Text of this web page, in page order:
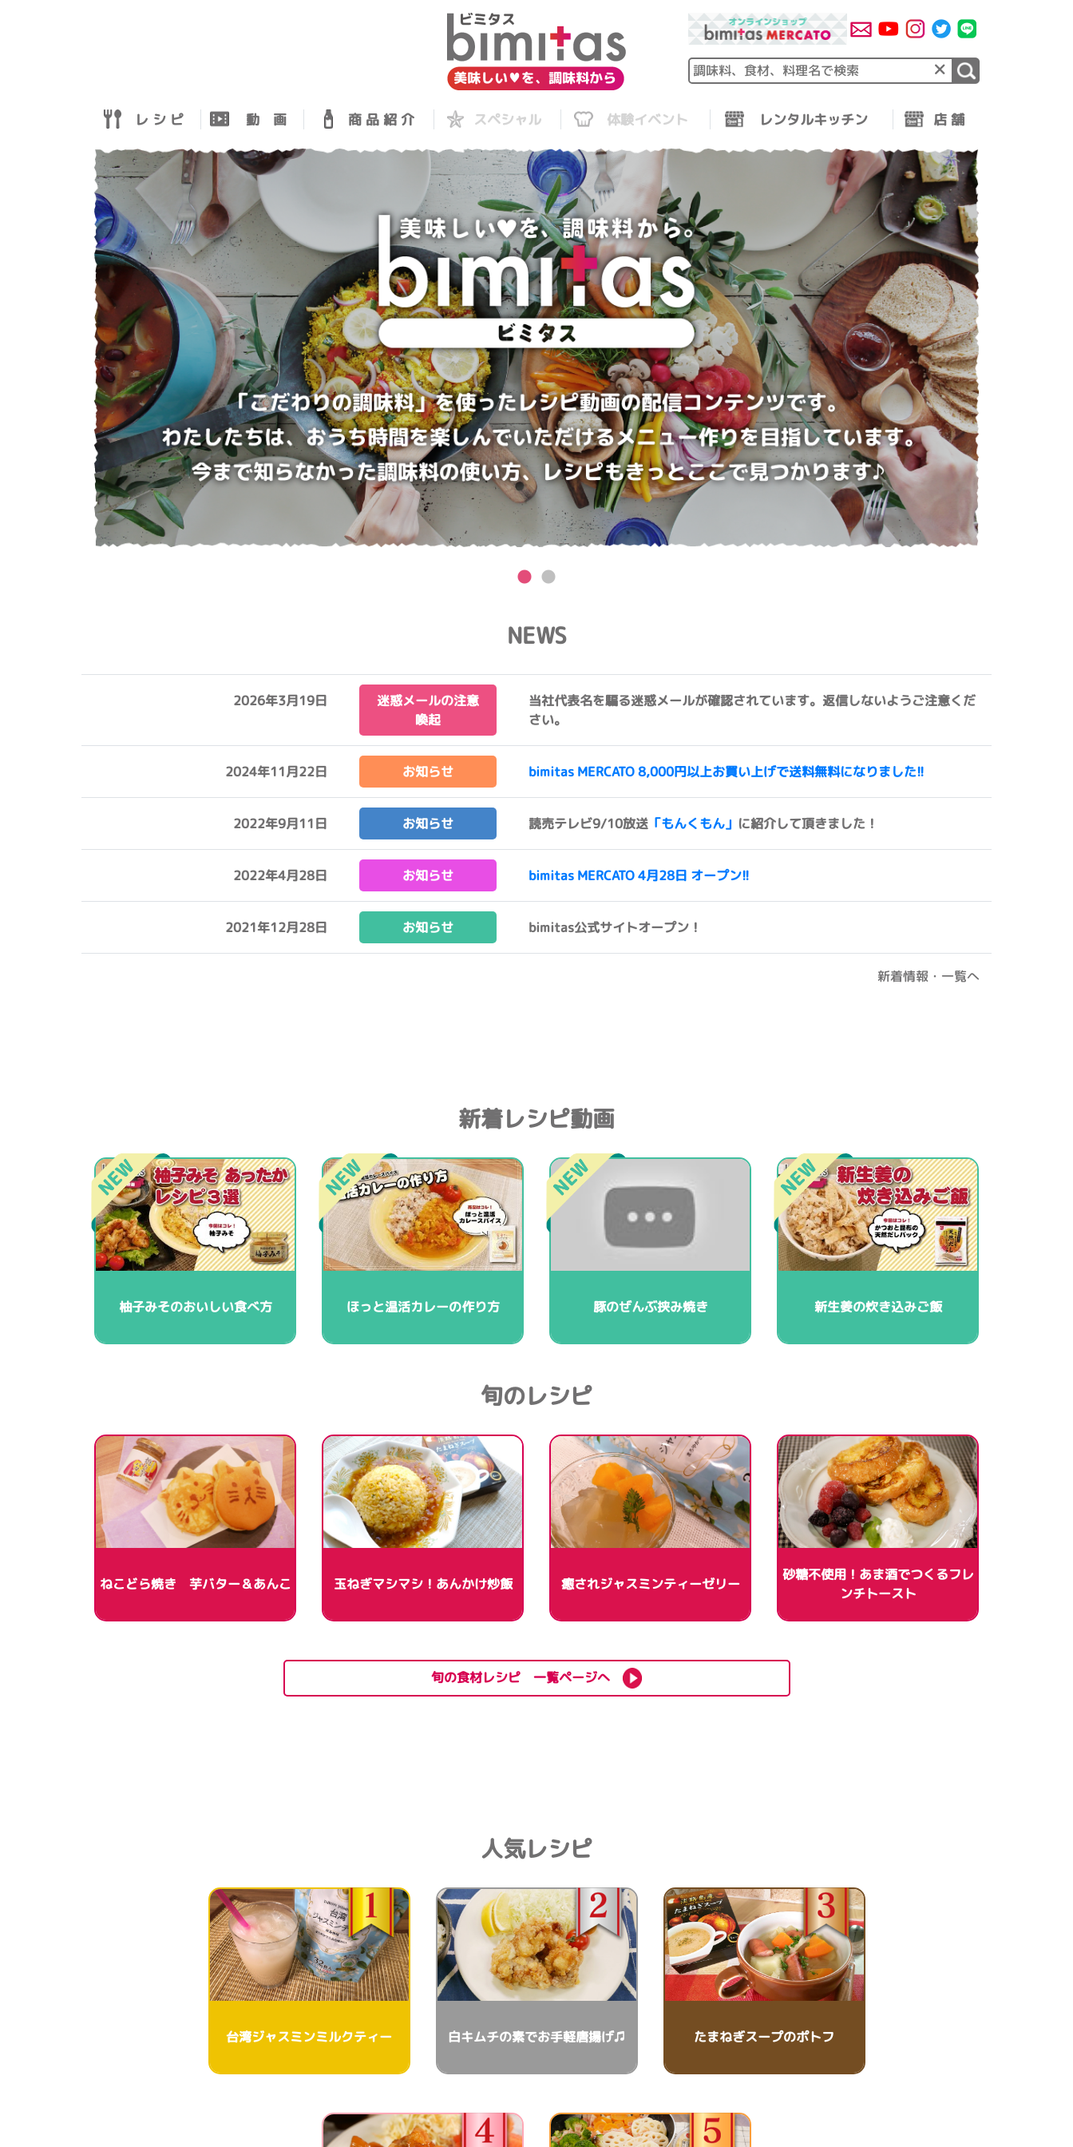
×
レ シ ピ 動 画 商 品 紹 介 スペシャル 体験イベント レンタルキッチン 店 舗
NEWS
2026年3月19日
迷惑メールの注意
喚起
当社代表名を騙る迷惑メールが確認されています。返信しないようご注意くだ
さい。
2024年11月22日 お知らせ bimitas MERCATO 8,000円以上お買い上げで送料無料になりました!!
2022年9月11日 お知らせ 読売テレビ9/10放送 「もんくもん」 に紹介して頂きました！
2022年4月28日 お知らせ bimitas MERCATO 4月28日 オープン!!
2021年12月28日 お知らせ bimitas公式サイトオープン！
新着情報・一覧へ
新着レシピ動画
柚子みそのおいしい食べ方 ほっと温活カレーの作り方 豚のぜんぶ挟み焼き 新生姜の炊き込みご飯
旬のレシピ
ねこどら焼き 芋バター＆あんこ 玉ねぎマシマシ！あんかけ炒飯 癒されジャスミンティーゼリー
砂糖不使用！あま酒でつくるフレ
ンチトースト
旬の食材レシピ 一覧ページへ
人気レシピ
台湾ジャスミンミルクティー 白キムチの素でお手軽唐揚げ♫ たまねぎスープのポトフ